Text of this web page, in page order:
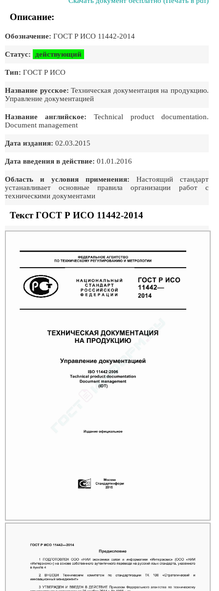
Описание:
Обозначение: ГОСТ Р ИСО 11442-2014
Статус: действующий
Тип: ГОСТ Р ИСО
Название русское: Техническая документация на продукцию.
Управление документацией
Название английское: Technical product documentation.
Document management
Дата издания: 02.03.2015
Дата введения в действие: 01.01.2016
Область и условия применения: Настоящий стандарт
устанавливает основные правила организации работ с
техническими документами
Текст ГОСТ Р ИСО 11442-2014